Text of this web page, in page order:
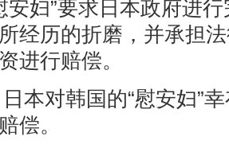
安妇”要求日本政府进
经历的折磨，并承担
进行赔偿。
本对韩国的“慰安妇”
偿。